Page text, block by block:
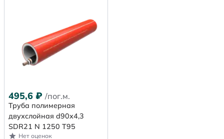
495,6 ₽ /пог.м.
Труба полимерная
двухслойная d90x4,3
SDR21 N 1250 Т95
Нет оценок